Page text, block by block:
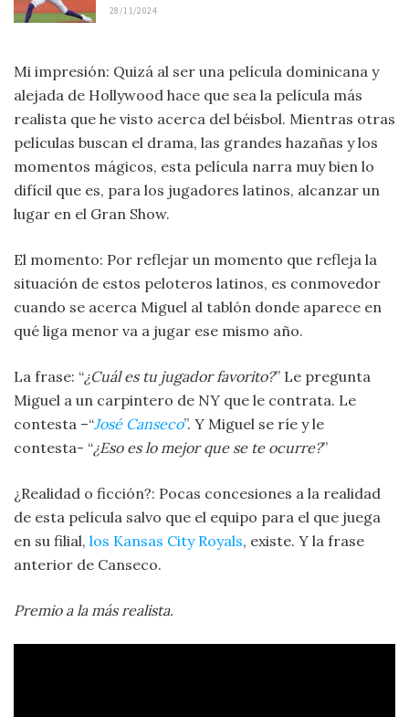
28/11/2024
Mi impresión: Quizá al ser una película dominicana y
alejada de Hollywood hace que sea la película más
realista que he visto acerca del béisbol. Mientras otras
películas buscan el drama, las grandes hazañas y los
momentos mágicos, esta película narra muy bien lo
difícil que es, para los jugadores latinos, alcanzar un
lugar en el Gran Show.
El momento: Por reflejar un momento que refleja la
situación de estos peloteros latinos, es conmovedor
cuando se acerca Miguel al tablón donde aparece en
qué liga menor va a jugar ese mismo año.
La frase: “¿Cuál es tu jugador favorito?” Le pregunta
Miguel a un carpintero de NY que le contrata. Le
contesta –“José Canseco”. Y Miguel se ríe y le
contesta- “¿Eso es lo mejor que se te ocurre?”
¿Realidad o ficción?: Pocas concesiones a la realidad
de esta película salvo que el equipo para el que juega
en su filial, los Kansas City Royals, existe. Y la frase
anterior de Canseco.
Premio a la más realista.